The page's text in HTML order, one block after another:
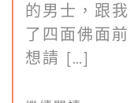
的男士，跟
了四面佛面
想請 […]